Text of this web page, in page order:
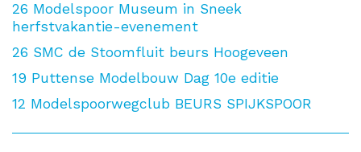
26 Modelspoor Museum in Sneek
herfstvakantie-evenement
26 SMC de Stoomfluit beurs Hoogeveen
19 Puttense Modelbouw Dag 10e editie
12 Modelspoorwegclub BEURS SPIJKSPOOR